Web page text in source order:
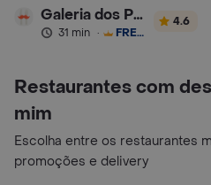
Galeria dos Pães
31 min · FRETE GRÁTIS
4.6
Restaurantes com
mim
Escolha entre os restaurantes
promoções e delivery